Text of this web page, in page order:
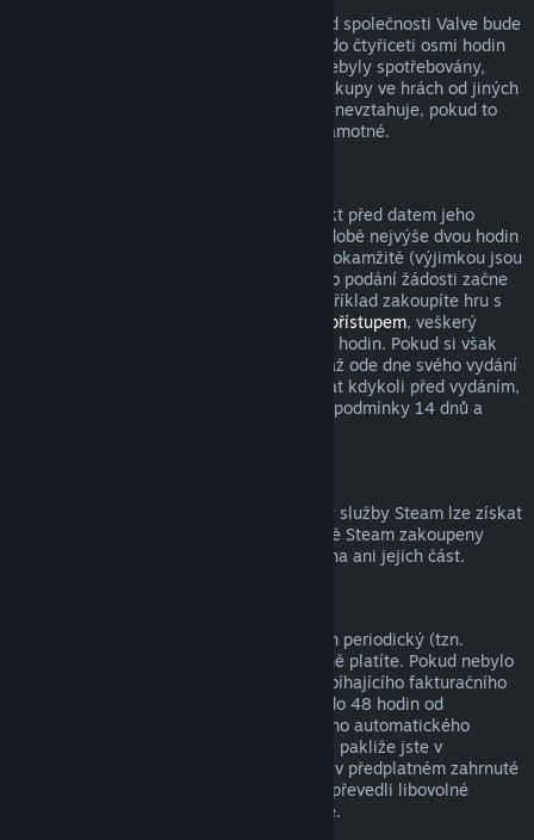
Vrácení peněz za jakýkoli nákup ve hře od společnosti Valve bude
poskytnuto, pokud byla žádost odeslána do čtyřiceti osmi hodin
od provedení nákupu a položky nákupu nebyly spotřebovány,
změněny či převedeny na jiný účet. Na nákupy ve hrách od jiných
společností než od Valve se tato možnost nevztahuje, pokud to
není vysloveně uvedeno při nákupu hry samotné.
Když si ve službě Steam zakoupíte produkt před datem jeho
vydání, podmínka pro vrácení peněz v podobě nejvýše dvou hodin
strávených v tomto produktu začne platit okamžitě (výjimkou jsou
beta testování), zatímco 14denní lhůta pro podání žádosti začne
běžet až od data vydání. Když si tedy například zakoupíte hru s
prioritním přístupem, veškerý
odehraný čas bude počítán do limitu dvou hodin. Pokud si však
předobjednáte hru, která bude dostupná až ode dne svého vydání
(ne dříve), můžete o vrácení peněz zažádat kdykoli před vydáním,
přičemž s vydáním začnou platit klasické podmínky 14 dnů a
Peníze utracené za prostředky peněženky služby Steam lze získat
zpět, pokud byly tyto prostředky ve službě Steam zakoupeny
nejdéle před čtrnácti dny a nebyla utracena ani jejich část.
K některému obsahu a službám je nabízen periodický (tzn.
měsíční, roční) přístup, za který opakovaně platíte. Pokud nebylo
periodické předplatné použito během probíhajícího fakturačního
období, můžete o vrácení peněz zažádat do 48 hodin od
zakoupení nebo do 48 hodin od libovolného automatického
obnovení. Obsah je považován za použitý, pakliže jste v
probíhajícím fakturačním období hráli hry v předplatném zahrnuté
nebo jste využili, spotřebovali, upravili či převedli libovolné
výhody nebo slevy s předplatným spojené.